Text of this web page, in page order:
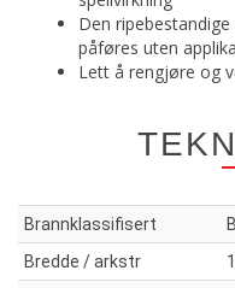
Den
påføres uten
Lett å rengjøre og
Brannklassifisert
Bredde / arkstr